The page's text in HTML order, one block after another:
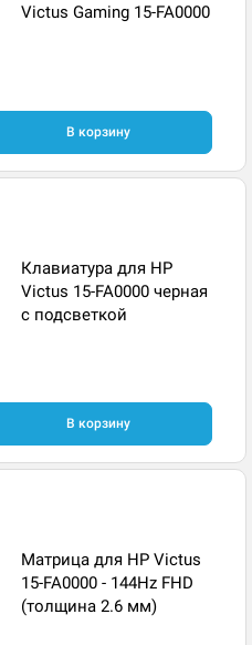
Victus Gaming 15-FA0000
В корзину
Клавиатура для HP
Victus 15-FA0000 черная
с подсветкой
В корзину
Матрица для HP Victus
15-FA0000 - 144Hz FHD
(толщина 2.6 мм)